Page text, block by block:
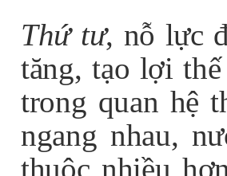
Thứ tư, nỗ lực
tăng, tạo lợi
trong quan hệ
ngang nhau,
thuộc nhiều